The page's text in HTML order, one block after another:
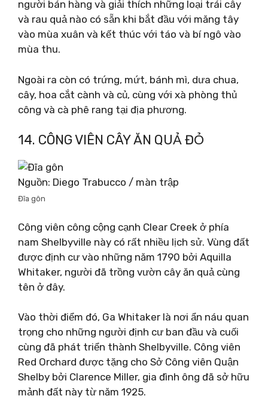
người bán hàng và giải thích những loại trái cây
và rau quả nào có sẵn khi bắt đầu với măng tây
vào mùa xuân và kết thúc với táo và bí ngô vào
mùa thu.
Ngoài ra còn có trứng, mứt, bánh mì, dưa chua,
cây, hoa cắt cành và củ, cùng với xà phòng thủ
công và cà phê rang tại địa phương.
14. CÔNG VIÊN CÂY ĂN QUẢ ĐỎ
Nguồn: Diego Trabucco / màn trập
Đĩa gôn
Công viên công cộng cạnh Clear Creek ở phía
nam Shelbyville này có rất nhiều lịch sử. Vùng đất
được định cư vào những năm 1790 bởi Aquilla
Whitaker, người đã trồng vườn cây ăn quả cùng
tên ở đây.
Vào thời điểm đó, Ga Whitaker là nơi ẩn náu quan
trọng cho những người định cư ban đầu và cuối
cùng đã phát triển thành Shelbyville. Công viên
Red Orchard được tặng cho Sở Công viên Quận
Shelby bởi Clarence Miller, gia đình ông đã sở hữu
mảnh đất này từ năm 1925.